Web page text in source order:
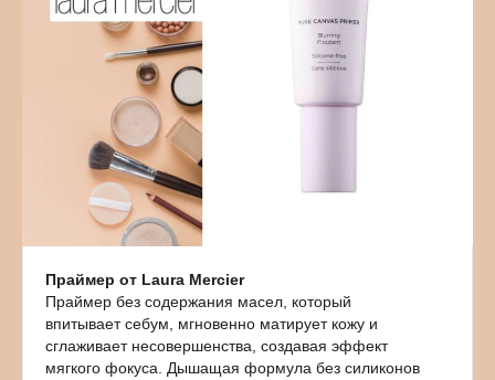
Праймер от Laura Mercier
Праймер без содержания масел, который
впитывает себум, мгновенно матирует кожу и
сглаживает несовершенства, создавая эффект
мягкого фокуса. Дышащая формула без силиконов